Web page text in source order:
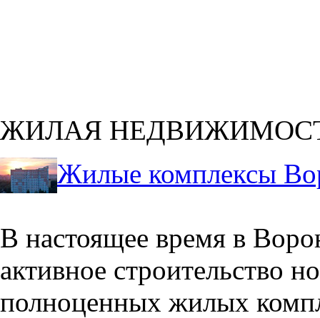
ЖИЛАЯ
Жилые комплексы
В настоящее время в
активное строительство
полноценных жилых